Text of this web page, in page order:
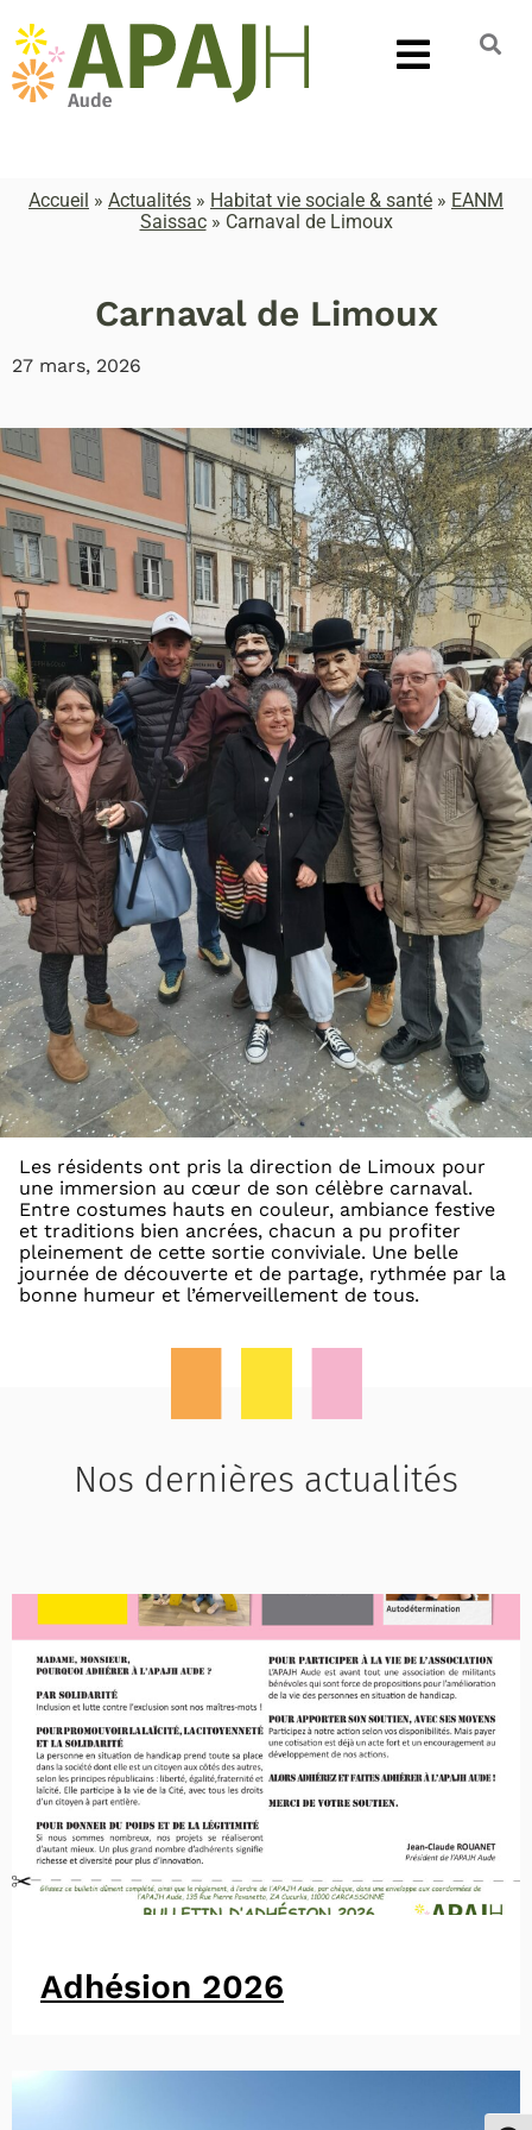
Accueil » Actualités » Habitat vie sociale & santé » EANM
Saissac» Carnaval de Limoux
Carnaval de Limoux
27 mars, 2026
Les résidents ont pris la direction de Limoux pour
une immersion au cœur de son célèbre carnaval.
Entre costumes hauts en couleur, ambiance festive
et traditions bien ancrées, chacun a pu profiter
pleinement de cette sortie conviviale. Une belle
journée de découverte et de partage, rythmée par la
bonne humeur et l’émerveillement de tous.
Nos dernières actualités
Adhésion 2026